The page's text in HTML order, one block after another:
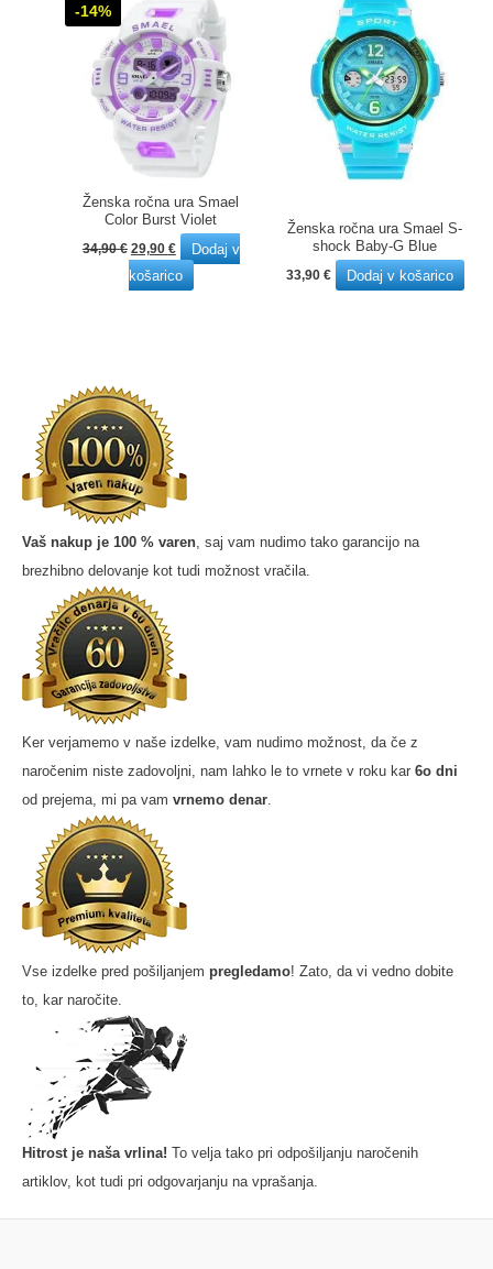
Vaš nakup je 100 % varen, saj vam nudimo tako garancijo na
brezhibno delovanje kot tudi možnost vračila.
Ker verjamemo v naše izdelke, vam nudimo možnost, da če z
naročenim niste zadovoljni, nam lahko le to vrnete v roku kar 6o dni
od prejema, mi pa vam vrnemo denar.
Vse izdelke pred pošiljanjem pregledamo! Zato, da vi vedno dobite
to, kar naročite.
Hitrost je naša vrlina! To velja tako pri odpošiljanju naročenih
artiklov, kot tudi pri odgovarjanju na vprašanja.
-14%
Ženska ročna ura Smael
Color Burst Violet
34,90€ Izvirna
cena
je
bila:
29,90 €Trenutna
cena
je:
29,90 €.
Dodaj v
košarico
Ženska ročna ura Smael S-
shock Baby-G Blue
33,90 € Dodaj v košarico